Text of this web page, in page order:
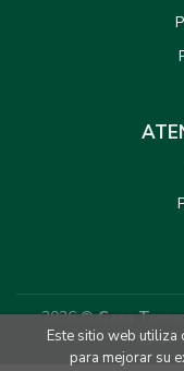
2026 ©Casa
Este sitio web utiliza
para mejorar su